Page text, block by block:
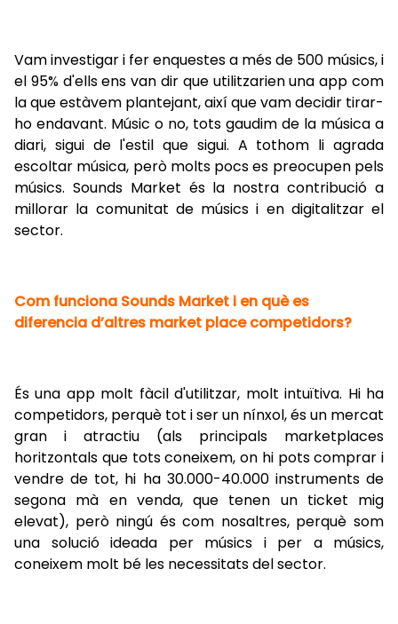
Vam investigar i fer enquestes a més de 500 músics, i
el 95% d'ells ens van dir que utilitzarien una app com
la que estàvem plantejant, així que vam decidir tirar-
ho endavant. Músic o no, tots gaudim de la música a
diari, sigui de l'estil que sigui. A tothom li agrada
escoltar música, però molts pocs es preocupen pels
músics. Sounds Market és la nostra contribució a
millorar la comunitat de músics i en digitalitzar el
sector.
Com funciona Sounds Market i en què es
diferencia d’altres market place competidors?
És una app molt fàcil d'utilitzar, molt intuïtiva. Hi ha
competidors, perquè tot i ser un nínxol, és un mercat
gran i atractiu (als principals marketplaces
horitzontals que tots coneixem, on hi pots comprar i
vendre de tot, hi ha 30.000-40.000 instruments de
segona mà en venda, que tenen un ticket mig
elevat), però ningú és com nosaltres, perquè som
una solució ideada per músics i per a músics,
coneixem molt bé les necessitats del sector.